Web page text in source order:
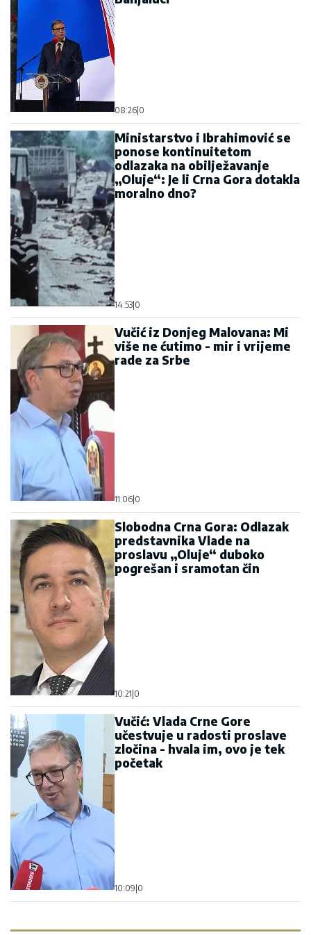
08:26|0
Ministarstvo i Ibrahimović se
ponose kontinuitetom
odlazaka na obilježavanje
„Oluje“: Je li Crna Gora dotakla
moralno dno?
14:53|0
Vučić iz Donjeg Malovana: Mi
više ne ćutimo - mir i vrijeme
rade za Srbe
11:06|0
Slobodna Crna Gora: Odlazak
predstavnika Vlade na
proslavu „Oluje“ duboko
pogrešan i sramotan čin
10:21|0
Vučić: Vlada Crne Gore
učestvuje u radosti proslave
zločina - hvala im, ovo je tek
početak
10:09|0